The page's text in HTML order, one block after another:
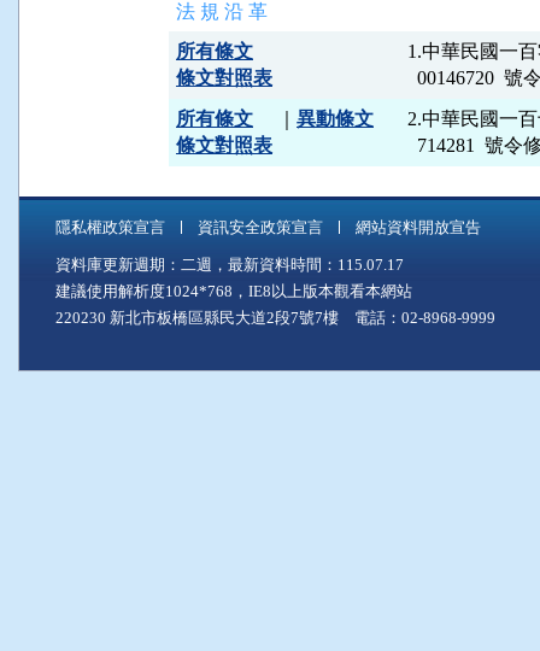
法 規 沿 革
所有條文
條文對照表
1.中華民國一
所有條文
異動條文
條文對照表
2.中華民國一
714281  號
隱私權政策宣言 資訊安全政策宣言 網站資料開放宣告
資料庫更新週期：二週，最新資料時間：115.07.17
建議使用解析度1024*768，IE8以上版本觀看本網站
220230 新北市板橋區縣民大道2段7號7樓 電話：02-8968-9999